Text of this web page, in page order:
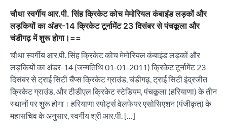
चौथा स्वर्गीय आर.पी. सिंह क्रिकेट कोच मेमोरियल कंबाइंड लड़कों और
लड़कियों का अंडर-14 क्रिकेट टूर्नामेंट 23 दिसंबर से पंचकूला और
चंडीगढ़ में शुरू होगा।==
चौथा स्वर्गीय आर.पी. सिंह क्रिकेट कोच मेमोरियल कंबाइंड लड़कों और
लड़कियों का अंडर-14 (जन्मतिथि 01-01-2011) क्रिकेट टूर्नामेंट 23
दिसंबर से ट्राई सिटी चैंप्स क्रिकेट ग्राउंड, चंडीगढ़, ट्राई सिटी इंद्रजीत
क्रिकेट ग्राउंड, और टीडीएल क्रिकेट स्टेडियम, पंचकूला (हरियाणा) के तीन
स्थानों पर शुरू होगा। हरियाणा स्पोर्ट्स वेलफेयर एसोसिएशन (पंजीकृत) के
महासचिव के अनुसार, स्वर्गीय श्री आर.पी. […]
4
सबूत : एच.एस. लक्की
City uday August 6, 2026
1
इंडियन नेशनल थियेटर द्वारा 9 अगस्त को होगा ‘वर्षा ऋतु
संगीत संध्या 2026’ का आयोजन
City uday August 6, 2026
“वोकल फॉर लोकल” से “लोकल टू ग्लोबल” की ओर भारत
का बढ़ता कदम, 12 से 15 अगस्त तक भारत मंडपम में होगा
भव्य भारत व्यापार महोत्सव : हरीश गर्ग
2
पारस हेल्थ पंचकूला ने ‘तिरंगा यात्रा 2025’ का हरियाणा से
कश्मीर तक किया आगाज़, राष्ट्रीय एकता को मिलेगा नया
आयाम
City uday August 13, 2025